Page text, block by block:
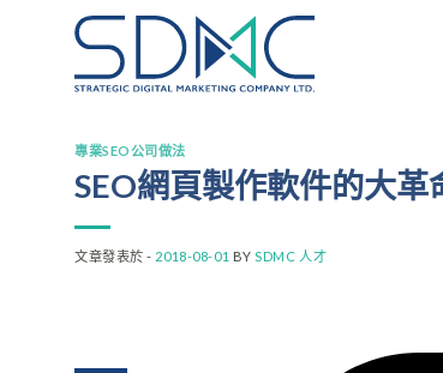
專業SEO公司做法
SEO網頁製作軟件的大革
文章發表於 - 2018-08-01 BY SDMC 人才